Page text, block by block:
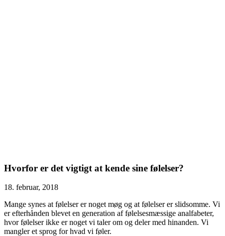
Hvorfor er det vigtigt at kende sine følelser?
18. februar, 2018
Mange synes at følelser er noget møg og at følelser er slidsomme. Vi
er efterhånden blevet en generation af følelsesmæssige analfabeter,
hvor følelser ikke er noget vi taler om og deler med hinanden. Vi
mangler et sprog for hvad vi føler.